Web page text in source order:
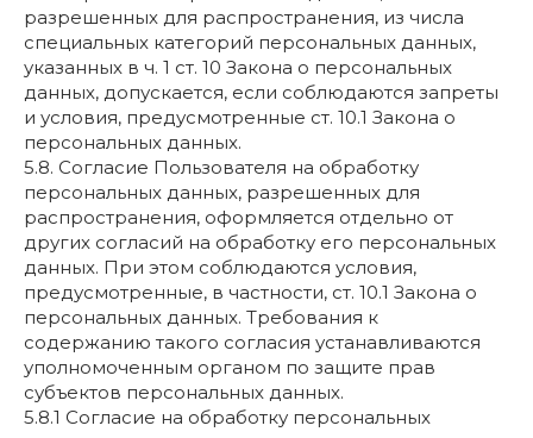
разрешенных для распространения, из числа
специальных категорий персональных данных,
указанных в ч. 1 ст. 10 Закона о персональных
данных, допускается, если соблюдаются запреты
и условия, предусмотренные ст. 10.1 Закона о
персональных данных.
5.8. Согласие Пользователя на обработку
персональных данных, разрешенных для
распространения, оформляется отдельно от
других согласий на обработку его персональных
данных. При этом соблюдаются условия,
предусмотренные, в частности, ст. 10.1 Закона о
персональных данных. Требования к
содержанию такого согласия устанавливаются
уполномоченным органом по защите прав
субъектов персональных данных.
5.8.1 Согласие на обработку персональных